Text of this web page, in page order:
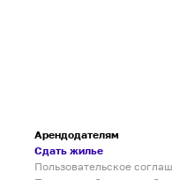
Арендодателям
Сдать жилье
Пользовательское